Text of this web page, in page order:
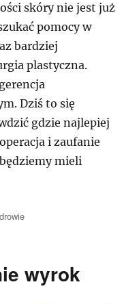
skóry nie jest już
pomocy w
bardziej
plastyczna.
Dziś to się
gdzie najlepiej
i zaufanie
mieli
wyrok